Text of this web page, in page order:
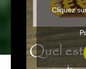
Cliquez